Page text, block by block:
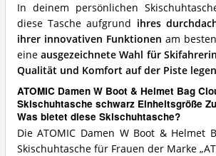
In deinem persönlichen
diese Tasche aufgrund ihres
ihrer innovativen Funktionen am
eineausgezeichnete Wahl für
Qualität und Komfort auf der Piste
ATOMIC Damen W Boot & Helmet Bag
Skischuhtasche schwarz Einheitsgröße
Was bietet diese Skischuhtasche?
Die ATOMIC Damen W Boot & Helmet
Skischuhtasche für Frauen der Marke